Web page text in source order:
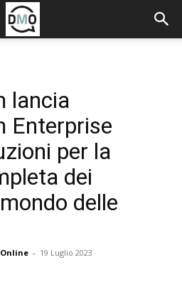
lancia
Enterprise
per la
dei
delle
- 19 Luglio 2023